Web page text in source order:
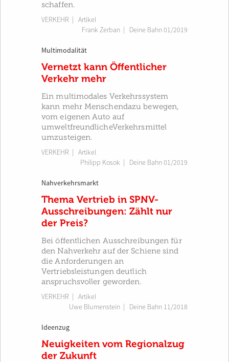
schaffen.
VERKEHR | Artikel
Frank Zerban
Deine Bahn 01/2019
Multimodalität
Vernetzt kann Öffentlicher
Verkehr mehr
Ein multimodales Verkehrssystem
kann mehr Menschendazu bewegen,
vom eigenen Auto auf
umweltfreundlicheVerkehrsmittel
umzusteigen.
VERKEHR | Artikel
Philipp Kosok
Deine Bahn 01/2019
Nahverkehrsmarkt
Thema Vertrieb in SPNV-
Ausschreibungen: Zählt nur
der Preis?
Bei öffentlichen Ausschreibungen für
den Nahverkehr auf der Schiene sind
die Anforderungen an
Vertriebsleistungen deutlich
anspruchsvoller geworden.
VERKEHR | Artikel
Uwe Blumenstein
Deine Bahn 11/2018
Ideenzug
Neuigkeiten vom Regionalzug
der Zukunft